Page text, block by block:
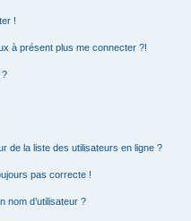
!
à présent plus me connecter ?!
?
de la liste des utilisateurs en ligne ?
pas correcte !
nom d’utilisateur ?